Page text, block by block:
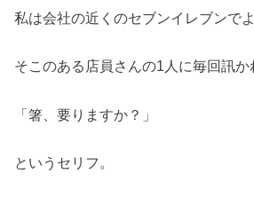
私は会社の近くのセブンイレブンで
そこのある店員さんの1人に毎回訊か
「箸、要りますか？」
というセリフ。